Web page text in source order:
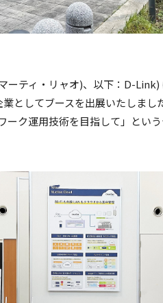
ティ・リャオ)、以下：D-
としてブースを出展いたしま
ク運用技術を目指して」とい